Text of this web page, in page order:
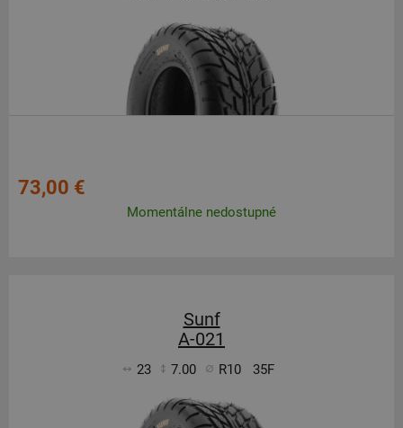
73,00 €
Momentálne nedostupné
Sunf
A-021
23 7.00 R10 35F